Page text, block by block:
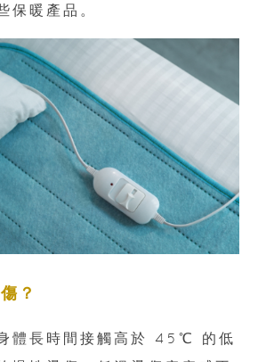
保暖產品。
？
體長時間接觸高於 45℃ 的低